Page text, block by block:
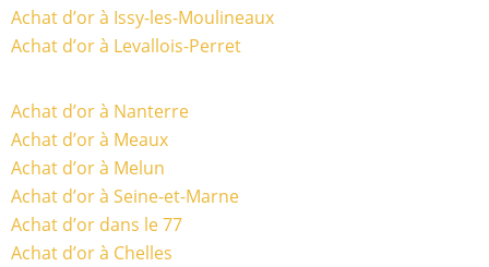
Achat d’or à Issy-les-Moulineaux
Achat d’or à Levallois-Perret
Achat d’or à Nanterre
Achat d’or à Meaux
Achat d’or à Melun
Achat d’or à Seine-et-Marne
Achat d’or dans le 77
Achat d’or à Chelles